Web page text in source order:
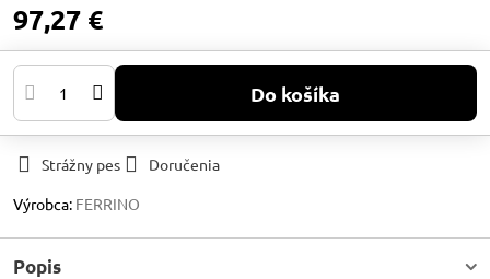
97,27 €
Do košíka
Strážny pes
Doručenia
Výrobca: FERRINO
Popis